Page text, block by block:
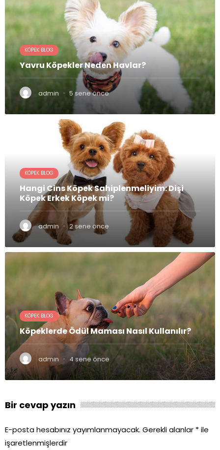
KÖPEK BLOG
Yavru Köpekler Neden Havlar?
admin · 5 sene önce
KÖPEK BLOG
Hangi Cins Köpek Sahiplenmeliyim: Dişi
Köpek Erkek Köpek mi?
admin · 2 sene önce
KÖPEK BLOG
Köpeklerde Ödül Maması Nasıl Kullanılır?
admin · 4 sene önce
Bir cevap yazın
E-posta hesabınız yayımlanmayacak. Gerekli alanlar *ile
işaretlenmişlerdir